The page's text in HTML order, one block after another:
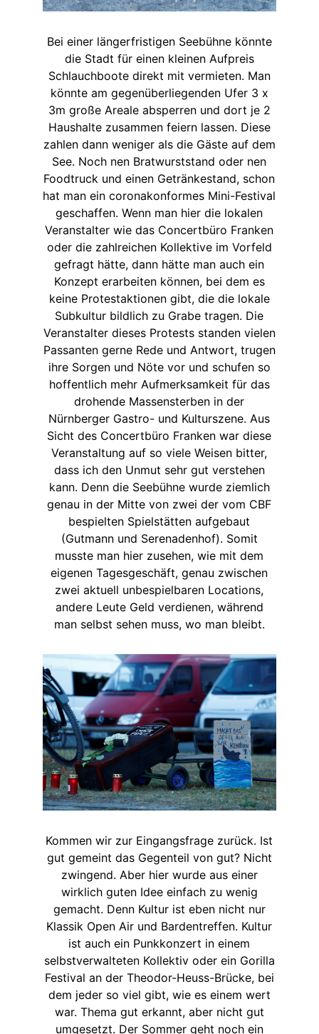
Bei einer längerfristigen Seebühne könnte
die Stadt für einen kleinen Aufpreis
Schlauchboote direkt mit vermieten. Man
könnte am gegenüberliegenden Ufer 3 x
3m große Areale absperren und dort je 2
Haushalte zusammen feiern lassen. Diese
zahlen dann weniger als die Gäste auf dem
See. Noch nen Bratwurststand oder nen
Foodtruck und einen Getränkestand, schon
hat man ein coronakonformes Mini-Festival
geschaffen. Wenn man hier die lokalen
Veranstalter wie das Concertbüro Franken
oder die zahlreichen Kollektive im Vorfeld
gefragt hätte, dann hätte man auch ein
Konzept erarbeiten können, bei dem es
keine Protestaktionen gibt, die die lokale
Subkultur bildlich zu Grabe tragen. Die
Veranstalter dieses Protests standen vielen
Passanten gerne Rede und Antwort, trugen
ihre Sorgen und Nöte vor und schufen so
hoffentlich mehr Aufmerksamkeit für das
drohende Massensterben in der
Nürnberger Gastro- und Kulturszene. Aus
Sicht des Concertbüro Franken war diese
Veranstaltung auf so viele Weisen bitter,
dass ich den Unmut sehr gut verstehen
kann. Denn die Seebühne wurde ziemlich
genau in der Mitte von zwei der vom CBF
bespielten Spielstätten aufgebaut
(Gutmann und Serenadenhof). Somit
musste man hier zusehen, wie mit dem
eigenen Tagesgeschäft, genau zwischen
zwei aktuell unbespielbaren Locations,
andere Leute Geld verdienen, während
man selbst sehen muss, wo man bleibt.
Kommen wir zur Eingangsfrage zurück. Ist
gut gemeint das Gegenteil von gut? Nicht
zwingend. Aber hier wurde aus einer
wirklich guten Idee einfach zu wenig
gemacht. Denn Kultur ist eben nicht nur
Klassik Open Air und Bardentreffen. Kultur
ist auch ein Punkkonzert in einem
selbstverwalteten Kollektiv oder ein Gorilla
Festival an der Theodor-Heuss-Brücke, bei
dem jeder so viel gibt, wie es einem wert
war. Thema gut erkannt, aber nicht gut
umgesetzt. Der Sommer geht noch ein